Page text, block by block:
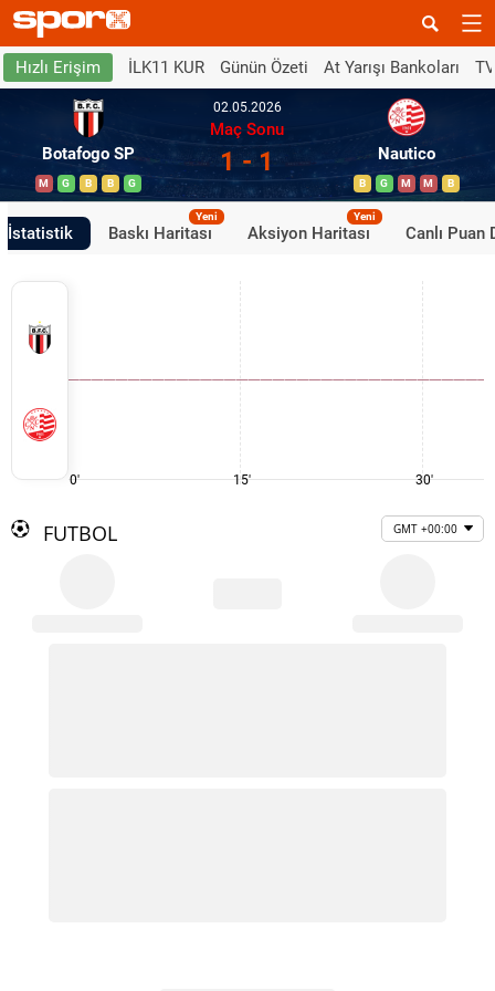
Hızlı Erişim İLK11 KUR Günün Özeti At Yarışı Bankoları
Botafogo SP
M G B B G
02.05.2026
Maç Sonu
1 - 1 Nautico
B G M M B
İstatistik Baskı Haritası
Yeni
Aksiyon Haritası
Yeni
Canlı Puan
0' 15' 30'
FUTBOL GMT +00:00